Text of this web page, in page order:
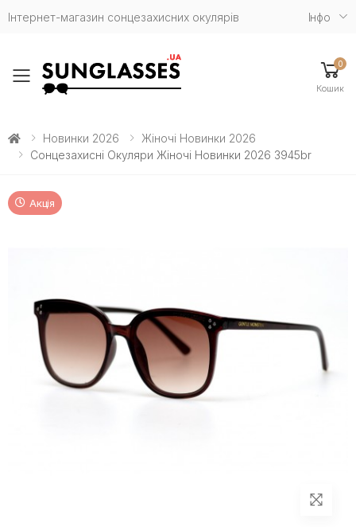
Інтернет-магазин сонцезахисних окулярів Iнфо
Toggle mobile menu
0
Кошик
Новинки 2026
Жіночі Новинки 2026
Сонцезахисні Окуляри Жіночі Новинки 2026 3945br
Акція